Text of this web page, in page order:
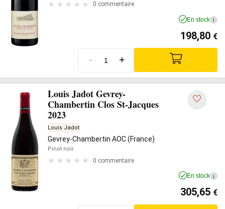
0 commentaire
En stock i
198,80 €
- +
Louis Jadot Gevrey-
Chambertin Clos St-Jacques
2023
Louis Jadot
Gevrey-Chambertin AOC (France)
Pinot noir
0 commentaire
En stock i
305,65 €